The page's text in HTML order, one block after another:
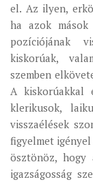
el. Az ilyen,
ha azok
pozíciójának
kiskorúak,
szemben
A kiskorúakkal
klerikusok,
visszaélések
figyelmet igényel
ösztönöz, hogy
igazságosság